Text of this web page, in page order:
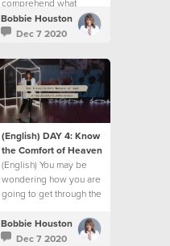
comprehend what
Christ-in-you truly
means?
Bobbie Houston
Dec 7 2020
(English) DAY 4: Know
the Comfort of Heaven
(English) You may be
wondering how you are
going to get through the
season you’re in right
now.
Bobbie Houston
Dec 7 2020